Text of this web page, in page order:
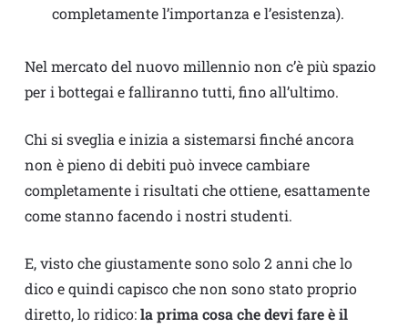
completamente l’importanza e l’esistenza).
Nel mercato del nuovo millennio non c’è più spazio
per i bottegai e falliranno tutti, fino all’ultimo.
Chi si sveglia e inizia a sistemarsi finché ancora
non è pieno di debiti può invece cambiare
completamente i risultati che ottiene, esattamente
come stanno facendo i nostri studenti.
E, visto che giustamente sono solo 2 anni che lo
dico e quindi capisco che non sono stato proprio
diretto, lo ridico:la prima cosa che devi fare è il